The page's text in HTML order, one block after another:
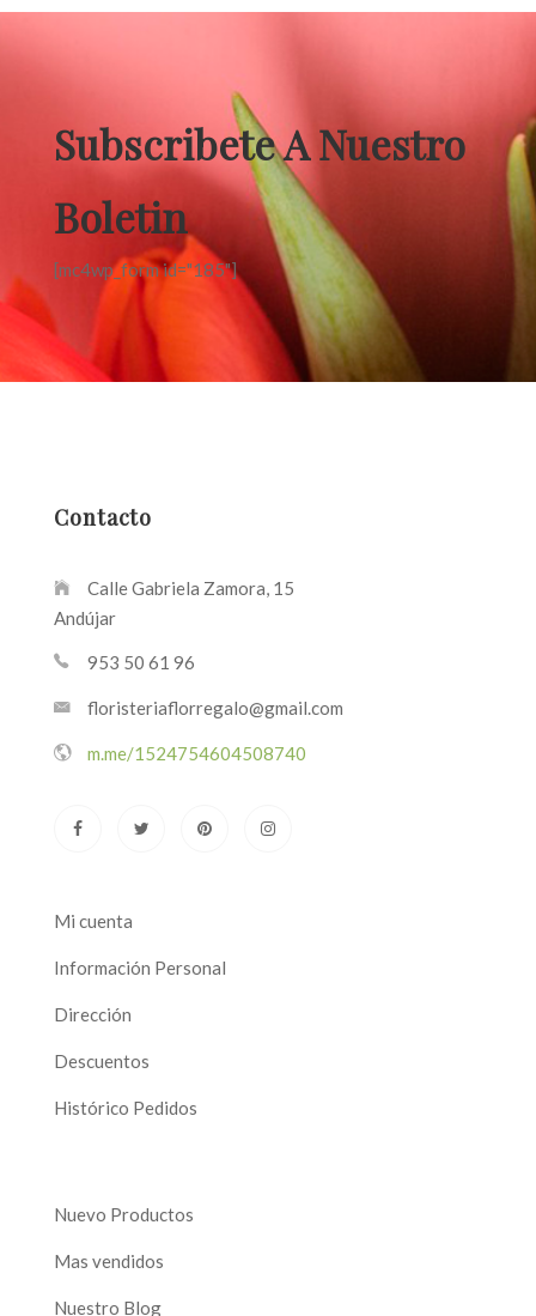
Subscribete A Nuestro
Boletin
[mc4wp_form id="185"]
Contacto
Calle Gabriela Zamora, 15
Andújar
953 50 61 96
floristeriaflorregalo@gmail.com
m.me/1524754604508740
Mi cuenta
Información Personal
Dirección
Descuentos
Histórico Pedidos
Nuevo Productos
Mas vendidos
Nuestro Blog